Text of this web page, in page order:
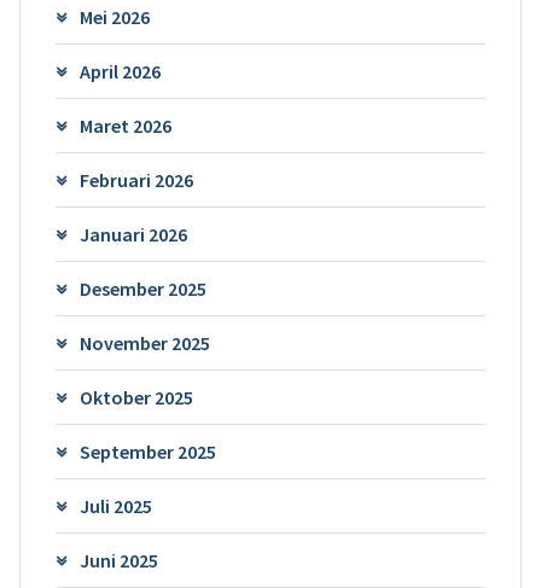
Mei 2026
April 2026
Maret 2026
Februari 2026
Januari 2026
Desember 2025
November 2025
Oktober 2025
September 2025
Juli 2025
Juni 2025